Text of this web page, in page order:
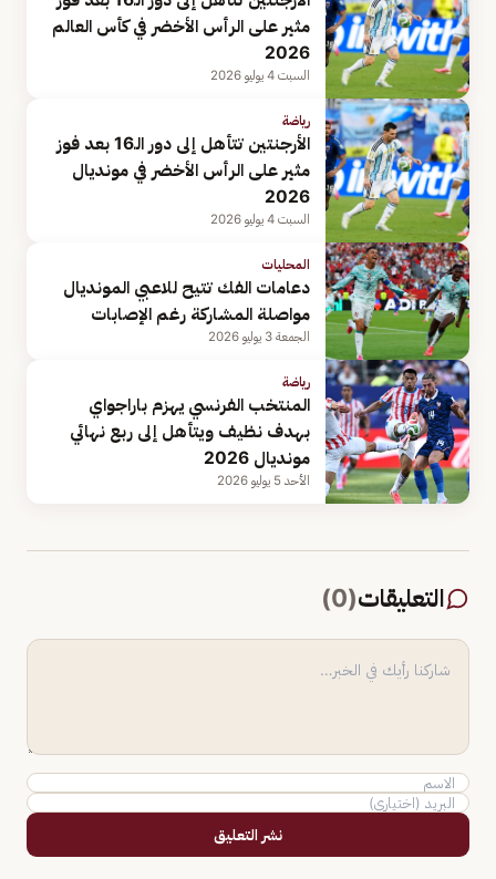
مثير على الرأس الأخضر في كأس العالم
2026
السبت 4 يوليو 2026
رياضة
الأرجنتين تتأهل إلى دور الـ16 بعد فوز
مثير على الرأس الأخضر في مونديال
2026
السبت 4 يوليو 2026
المحليات
دعامات الفك تتيح للاعبي المونديال
مواصلة المشاركة رغم الإصابات
الجمعة 3 يوليو 2026
رياضة
المنتخب الفرنسي يهزم باراجواي
بهدف نظيف ويتأهل إلى ربع نهائي
مونديال 2026
الأحد 5 يوليو 2026
التعليقات(
0
)
نشر التعليق